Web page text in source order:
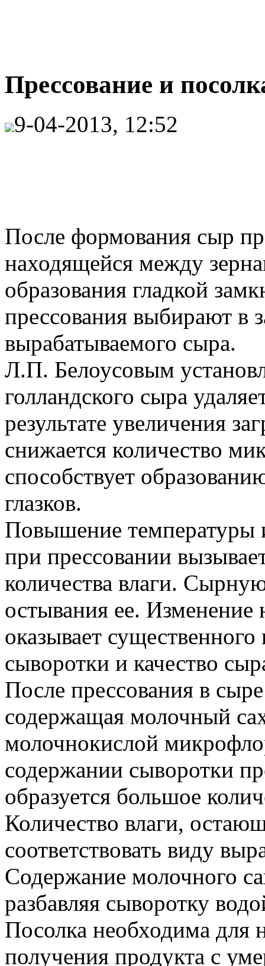
Прессование и
9-04-2013, 12:52
После формования сыр
находящейся между
образования гладкой
прессования выбирают в
вырабатываемого сыра.
Л.П. Белоусовым
голландского сыра
результате увеличения
снижается количество
способствует
глазков.
Повышение температуры
при прессовании
количества влаги.
остывания ее. Изменение
оказывает
сыворотки и качество
После прессования в
содержащая молочный
молочнокислой
содержании сыворотки
образуется большое
Количество влаги,
соответствовать виду
Содержание молочного
разбавляя сыворотку
Посолка необходима для
получения продукта с